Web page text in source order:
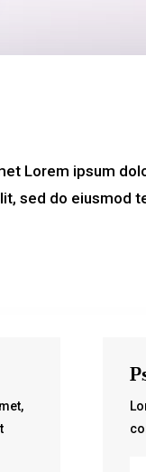
Lorem ipsum
sed do eiusmod